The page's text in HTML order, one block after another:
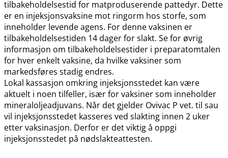
tilbakeholdelsestid for matproduserende pattedyr. Dette
er en injeksjonsvaksine mot ringorm hos storfe, som
inneholder levende agens. For denne vaksinen er
tilbakeholdelsestiden 14 dager for slakt. Se for øvrig
informasjon om tilbakeholdelsestider i preparatomtalen
for hver enkelt vaksine, da hvilke vaksiner som
markedsføres stadig endres.
Lokal kassasjon omkring injeksjonsstedet kan være
aktuelt i noen tilfeller, især for vaksiner som inneholder
mineraloljeadjuvans. Når det gjelder Ovivac P vet. til sau
vil injeksjonsstedet kasseres ved slakting innen 2 uker
etter vaksinasjon. Derfor er det viktig å oppgi
injeksjonsstedet på nødslakteattesten.